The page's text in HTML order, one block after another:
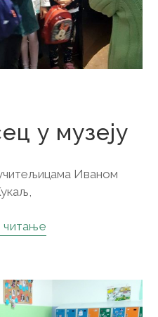
у музеју
Иваном
читање